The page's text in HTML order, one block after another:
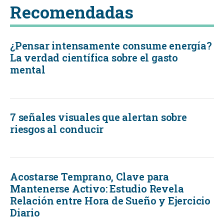
Recomendadas
¿Pensar intensamente consume energía?
La verdad científica sobre el gasto
mental
7 señales visuales que alertan sobre
riesgos al conducir
Acostarse Temprano, Clave para
Mantenerse Activo: Estudio Revela
Relación entre Hora de Sueño y Ejercicio
Diario